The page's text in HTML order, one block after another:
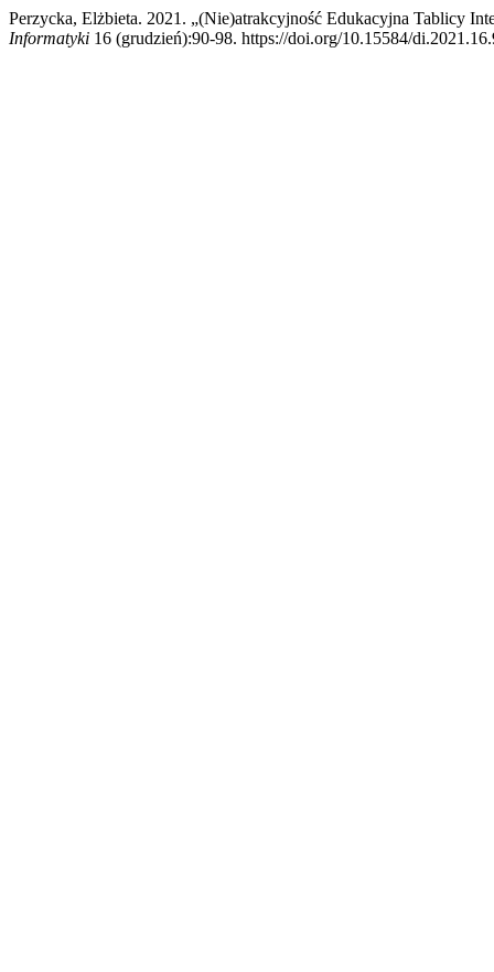
Perzycka, Elżbieta. 2021. „(Nie)atrakcyjność Edukacyjna Tablicy
Informatyki 16 (grudzień):90-98. https://doi.org/10.15584/